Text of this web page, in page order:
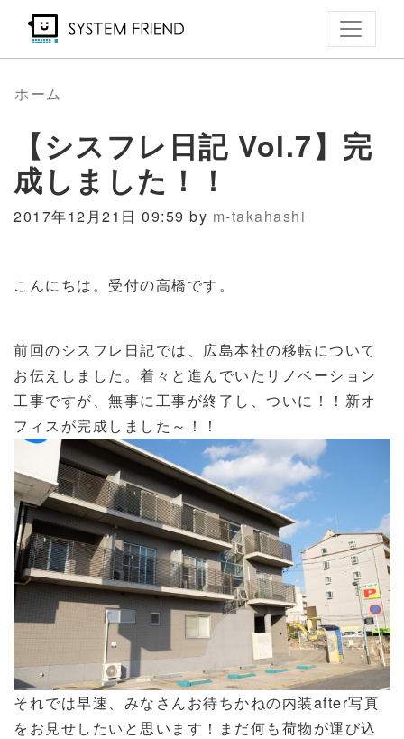
ン
コ
ツ
に
ホーム
【シスフレ日記 Vol.7】完
成しました！！
2017年12月21日 09:59 by m-takahashi
こんにちは。受付の高橋です。
前回のシスフレ日記では、広島本社の移転について
お伝えしました。着々と進んでいたリノベーション
工事ですが、無事に工事が終了し、ついに！！新オ
フィスが完成しました～！！
それでは早速、みなさんお待ちかねの内装after写真
をお見せしたいと思います！まだ何も荷物が運び込